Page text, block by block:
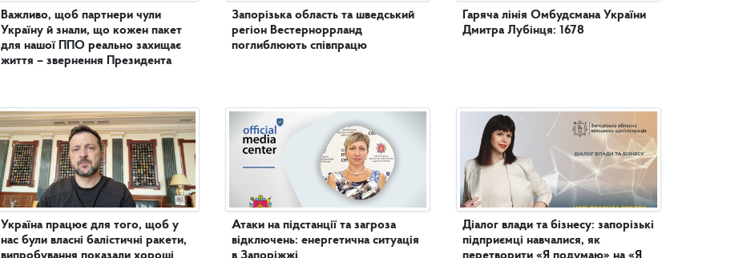
Важливо, щоб партнери чули
Україну й знали, що кожен пакет
для нашої ППО реально захищає
життя – звернення Президента
Україна працює для того, щоб у
нас були власні балістичні ракети,
Запорізька область та шведський
регіон Вестерноррланд
поглиблюють співпрацю
Атаки на підстанції та загроза
відключень: енергетична ситуація
Гаряча лінія Омбудсмана України
Дмитра Лубінця: 1678
Діалог влади та бізнесу: запорізькі
підприємці навчалися, як